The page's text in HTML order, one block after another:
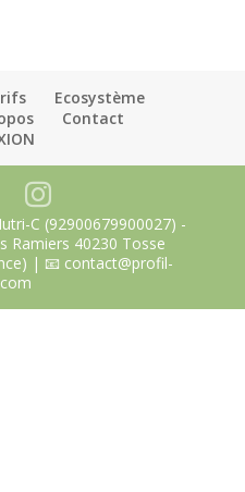
Ecosystème
Contact
C (92900679900027) -
Ramiers 40230 Tosse
| 📧 contact@profil-